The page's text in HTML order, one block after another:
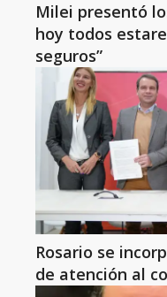
Milei presentó
hoy todos
seguros”
Rosario se
de atención al